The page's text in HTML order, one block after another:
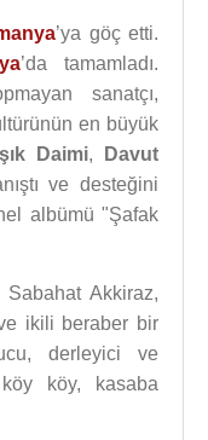
’ya göç etti.
’da tamamladı.
sanatçı,
en büyük
Daimi,
Davut
ve desteğini
albümü "Şafak
Sabahat Akkiraz,
ikili beraber bir
derleyici ve
köy köy, kasaba